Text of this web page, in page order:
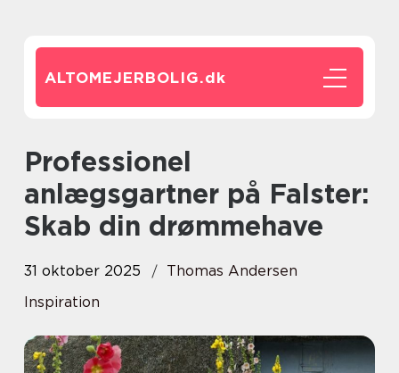
ALTOMEJERBOLIG.dk
Professionel
anlægsgartner på Falster:
Skab din drømmehave
31 oktober 2025
Thomas Andersen
Inspiration